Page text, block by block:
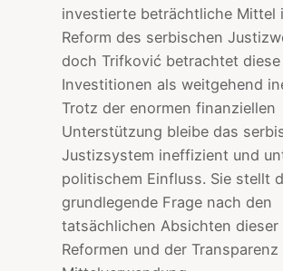
investierte beträchtliche Mittel
Reform des serbischen
doch Trifković betrachtet diese
Investitionen als weitgehend
Trotz der enormen finanziellen
Unterstützung bleibe das
Justizsystem ineffizient und
politischem Einfluss. Sie stellt
grundlegende Frage nach den
tatsächlichen Absichten dieser
Reformen und der